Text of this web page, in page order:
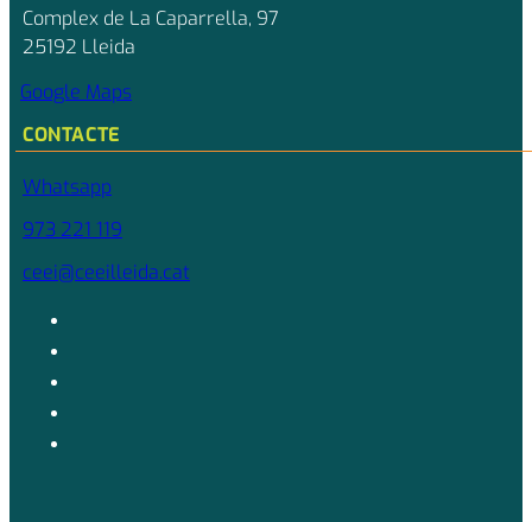
Complex de La Caparrella, 97
25192 Lleida
Google Maps
CONTACTE
Whatsapp
973 221 119
ceei@ceeilleida.cat